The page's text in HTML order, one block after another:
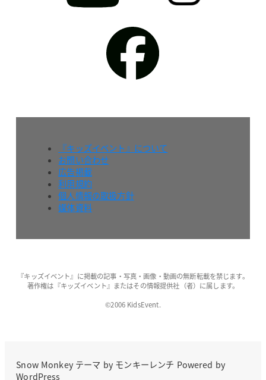
『キッズイベント』について
お問い合わせ
広告掲載
利用規約
個人情報の取扱方針
媒体資料
『キッズイベント』に掲載の記事・写真・画像・動画の無断転載を禁じます。
著作権は『キッズイベント』またはその情報提供社（者）に属します。
©2006 KidsEvent.
Snow Monkeyテーマ by モンキーレンチ Powered by
WordPress